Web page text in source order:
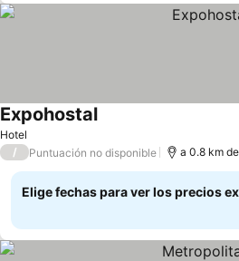
Hotel
ExpohostalVer precios
/ Puntuación no disponible a 0.8 km
Elige fechas para ver los precios